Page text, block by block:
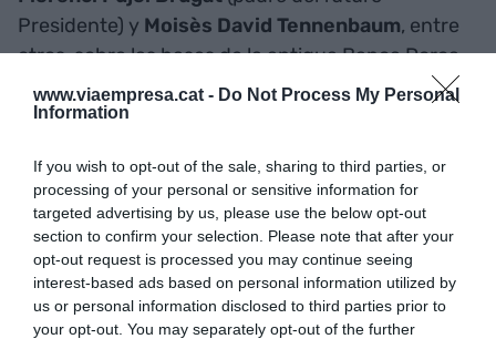
www.viaempresa.cat - Do Not Process My Personal
Information
If you wish to opt-out of the sale, sharing to third parties, or
processing of your personal or sensitive information for
targeted advertising by us, please use the below opt-out
section to confirm your selection. Please note that after your
opt-out request is processed you may continue seeing
interest-based ads based on personal information utilized by
us or personal information disclosed to third parties prior to
your opt-out. You may separately opt-out of the further
Presidente) y Moisès David Tennenbaum, entre
otros, sobre las bases de la antigua Banca Dorca
de Olot, de la que hemos hablado antes. El año
anterior a su intervención por parte del Estado
de España. En 1984 pasó a ser propiedad del
Banco de Vizcaya, junto con sus filiales Banc
Industrial de Catalunya, Banc de Barcelona y
Banc Industrial del Mediterrani. El uso de la marca
aún se prolongó durante algunos años después
de la absorción.